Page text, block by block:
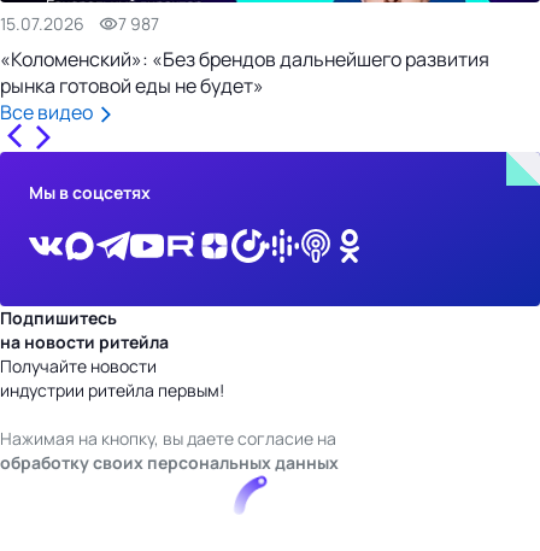
15.07.2026 7 987
«Коломенский»: «Без брендов дальнейшего развития
рынка готовой еды не будет»
Все видео
Мы в соцсетях
Подпишитесь
на новости ритейла
Получайте новости
индустрии ритейла первым!
Нажимая на кнопку, вы даете согласие на
обработку своих персональных данных